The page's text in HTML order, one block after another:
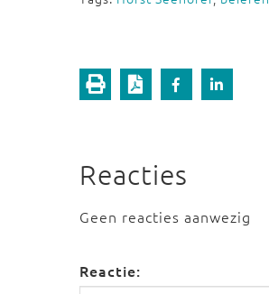
Reacties
Geen reacties aanwezig
Reactie: